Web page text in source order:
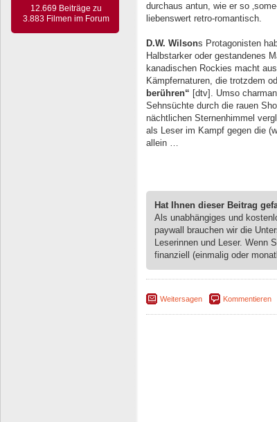
12.669 Beiträge zu
3.883 Filmen im Forum
durchaus antun, wie er so
liebenswert retro-romantisch.
D.W. Wilsons Protagonisten
Halbstarker oder gestandenes
kanadischen Rockies macht
Kämpfernaturen, die trotzdem
berühren“ [dtv]. Umso
Sehnsüchte durch die rauen
nächtlichen Sternenhimmel
als Leser im Kampf gegen die
allein …
Hat Ihnen dieser Beitrag
Als unabhängiges und
paywall brauchen wir die
Leserinnen und Leser. Wenn
finanziell (einmalig oder
Weitersagen Kommentieren